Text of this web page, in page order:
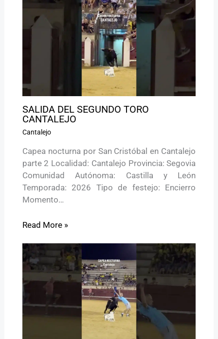
SALIDA DEL SEGUNDO TORO
CANTALEJO
Cantalejo
Capea nocturna por San Cristóbal en Cantalejo
parte 2 Localidad: Cantalejo Provincia: Segovia
Comunidad Autónoma: Castilla y León
Temporada: 2026 Tipo de festejo: Encierro
Momento…
Read More »